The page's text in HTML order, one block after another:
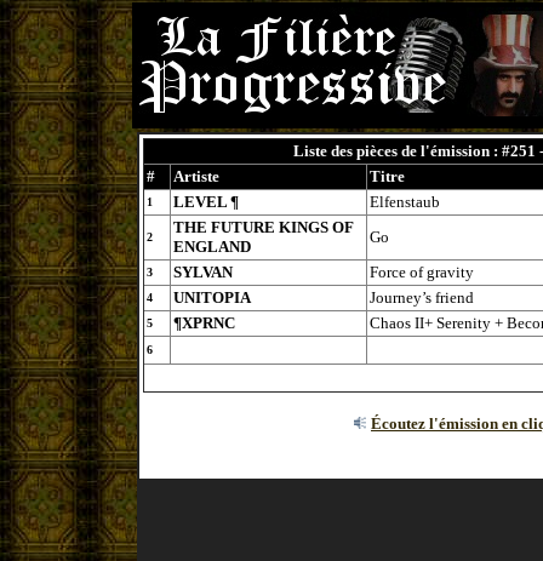
Liste des pièces de l'émission : #251
#
Artiste Titre
1 LEVEL ¶ Elfenstaub
2
THE FUTURE KINGS OF
ENGLAND
Go
3 SYLVAN Force of gravity
4 UNITOPIA Journey’s friend
5 ¶XPRNC Chaos II+ Serenity +
6
Écoutez l'émission en